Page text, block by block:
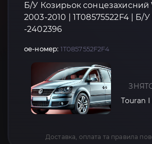
Б/У Козирьок сонцезахисний
2003-2010 | 1T08575522F4 | Б/У
-2402396
oe-номер: 1T0857552F2F4
Touran I
Доставка, оплата та правила